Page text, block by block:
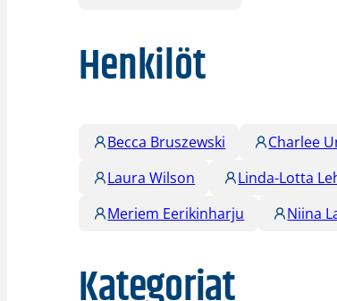
Henkilöt
Becca Bruszewski Charlee
Laura Wilson
Linda-Lotta
Meriem Eerikinharju
Niina